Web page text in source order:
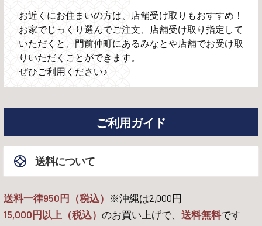
お近くにお住まいの方は、店舗受け取りもおすすめ！
お家でじっくり選んでご注文、店舗受け取り指定して
いただくと、門前仲町にあるみなとや店舗でお受け取
りいただくことができます。
ぜひご利用ください♪
ご利用ガイド
送料について
送料一律950円（税込） ※沖縄は2,000円
15,000円以上（税込） のお買い上げで、 送料無料です